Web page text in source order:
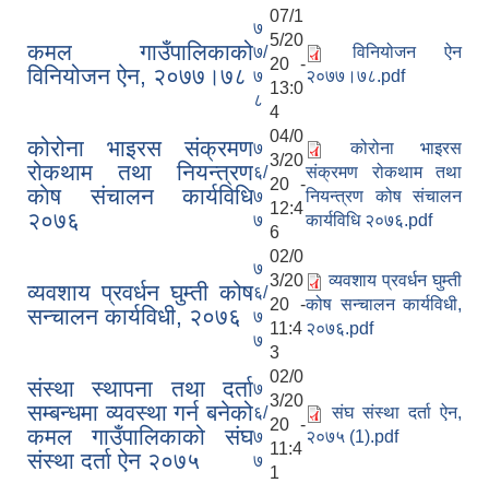
कमल गाउँपालिकाको
विनियोजन ऐन, २०७७।७८
७
७/
७
८
07/1
5/20
20 -
13:0
4
विनियोजन ऐन
२०७७।७८.pdf
कोरोना भाइरस संक्रमण
रोकथाम तथा नियन्त्रण
काेष संचालन कार्यविधि
२०७६
७
६/
७
७
04/0
3/20
20 -
12:4
6
कोरोना भाइरस
संक्रमण रोकथाम तथा
नियन्त्रण कोष संचालन
कार्यविधि २०७६.pdf
व्यवशाय प्रवर्धन घुम्ती कोष
सन्चालन कार्यविधी, २०७६
७
६/
७
७
02/0
3/20
20 -
11:4
3
व्यवशाय प्रवर्धन घुम्ती
कोष सन्चालन कार्यविधी,
२०७६.pdf
संस्था स्थापना तथा दर्ता
सम्बन्धमा व्यवस्था गर्न बनेको
कमल गाउँपालिकाको संघ
संस्था दर्ता ऐन २०७५
७
६/
७
७
02/0
3/20
20 -
11:4
1
संघ संस्था दर्ता ऐन,
२०७५ (1).pdf